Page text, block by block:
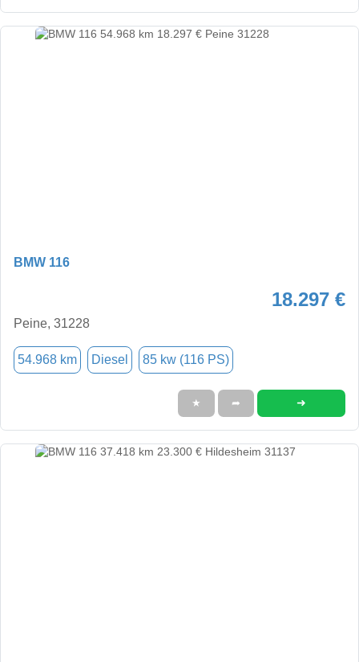
BMW 116
18.297 €
Peine, 31228
54.968 km Diesel 85 kw (116 PS)
★ ➦ ➜